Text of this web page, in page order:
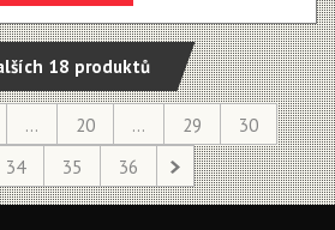
18 produktů
... 20 ... 29
30
34 35 36